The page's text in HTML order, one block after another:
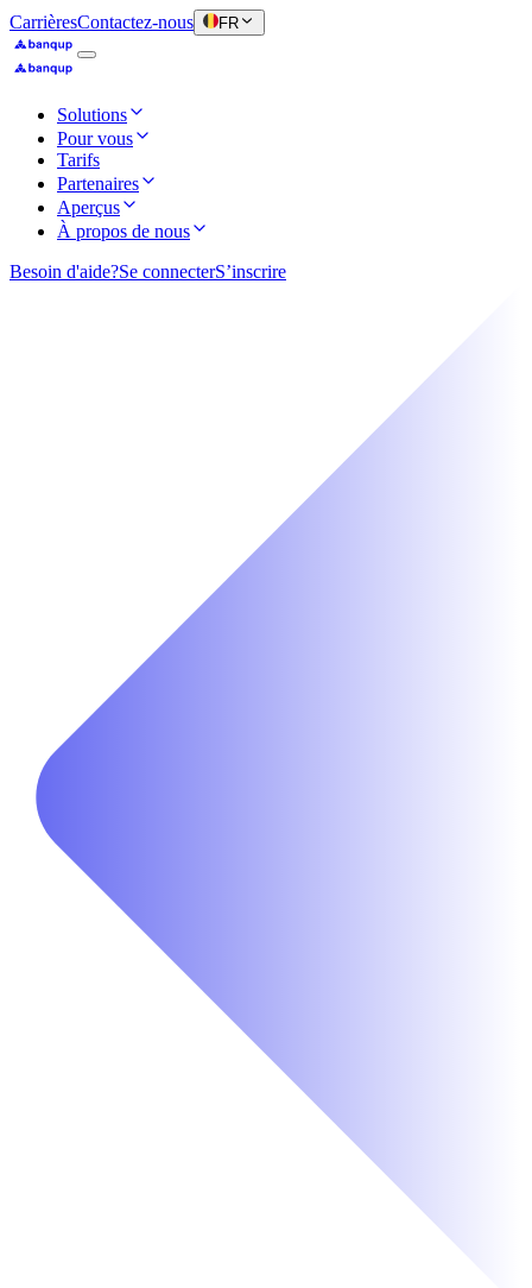
CarrièresContactez-nous FR
Solutions
Pour vous
Tarifs
Partenaires
Aperçus
À propos de nous
Besoin d'aide?Se connecterS’inscrire